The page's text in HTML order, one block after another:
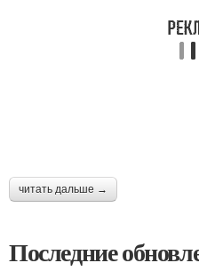
читать дальше →
Последние